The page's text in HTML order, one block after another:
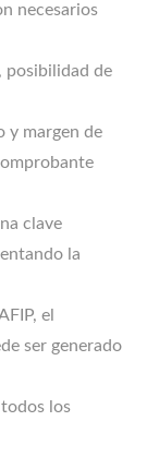
necesarios
posibilidad de
y margen de
clave
la
el
ser generado
los